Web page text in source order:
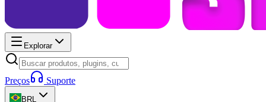
Explorar
Preços Suporte
BRL